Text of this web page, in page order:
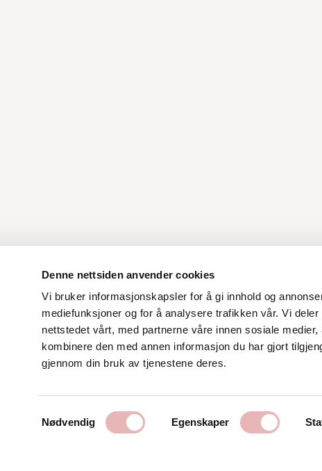
Denne nettsiden anvender cookies
Vi bruker informasjonskapsler for å gi innhold og
mediefunksjoner og for å analysere trafikken vår. Vi
nettstedet vårt, med partnerne våre innen sosiale
kombinere den med annen informasjon du har gjort
gjennom din bruk av tjenestene deres.
Samtykkevalg
Nødvendig Egenskaper
Kontakt oss
Stavanger Sentrum AS
Østervåg 6
4006 Stavanger
Tlf:51 89 51 51
E-post:
post@byen.no